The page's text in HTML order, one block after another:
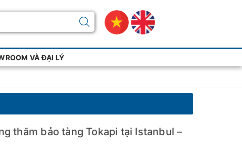
VÀ ĐẠI LÝ
thăm bảo tàng Tokapi tại Istanbul –